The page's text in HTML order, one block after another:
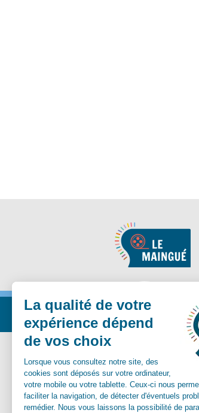
MA MAIRIE
Communes déléguées
Conseil Municipal
Vos démarches